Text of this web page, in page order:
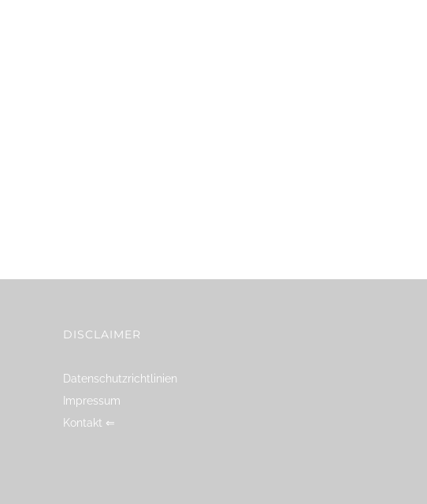
DISCLAIMER
Datenschutzrichtlinien
Impressum
Kontakt ⇐